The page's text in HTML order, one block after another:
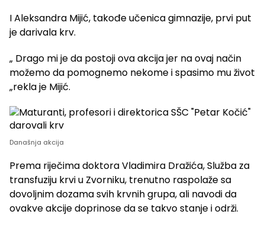
I Aleksandra Mijić, takođe učenica gimnazije, prvi put
je darivala krv.
„ Drago mi je da postoji ova akcija jer na ovaj način
možemo da pomognemo nekome i spasimo mu život
„rekla je Mijić.
Današnja akcija
Prema riječima doktora Vladimira Dražića, Služba za
transfuziju krvi u Zvorniku, trenutno raspolaže sa
dovoljnim dozama svih krvnih grupa, ali navodi da
ovakve akcije doprinose da se takvo stanje i održi.